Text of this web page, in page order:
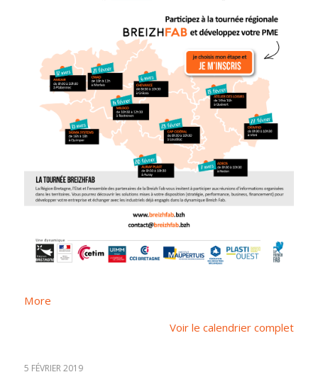
Moreabout
Voir le calendrier complet
5 FÉVRIER 2019